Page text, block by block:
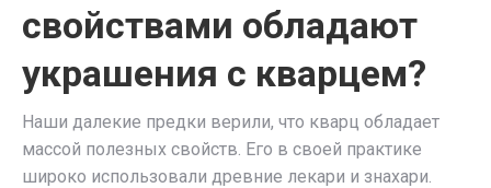
свойствами обладают
украшения с кварцем?
Наши далекие предки верили, что кварц обладает
массой полезных свойств. Его в своей практике
широко использовали древние лекари и знахари.